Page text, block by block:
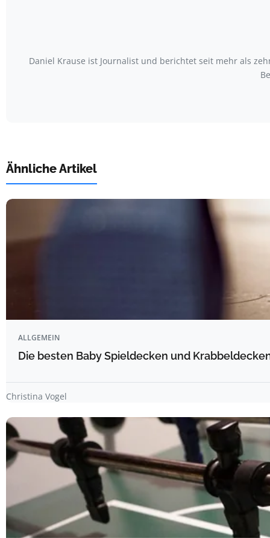
Daniel Krause ist Journalist und berichtet seit mehr als
Ähnliche Artikel
ALLGEMEIN
Die besten Baby Spieldecken und
Christina Vogel